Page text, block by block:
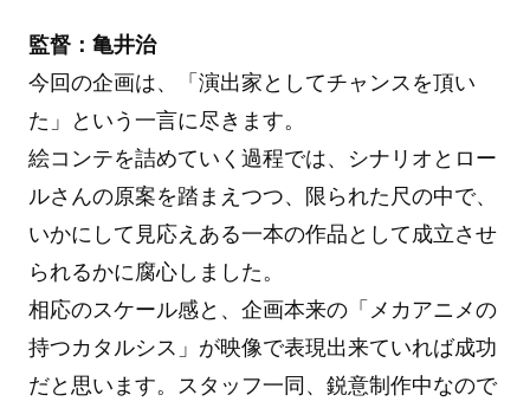
監督：亀井治
今回の企画は、「演出家としてチャンスを頂い
た」という一言に尽きます。
絵コンテを詰めていく過程では、シナリオとロー
ルさんの原案を踏まえつつ、限られた尺の中で、
いかにして見応えある一本の作品として成立させ
られるかに腐心しました。
相応のスケール感と、企画本来の「メカアニメの
持つカタルシス」が映像で表現出来ていれば成功
だと思います。スタッフ一同、鋭意制作中なので